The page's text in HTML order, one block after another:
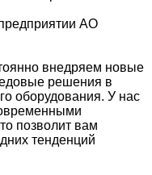
АО
внедряем новые
решения в
оборудования. У нас
позволит вам
тенденций